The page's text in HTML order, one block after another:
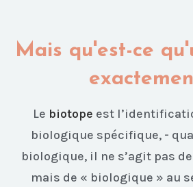
Mais qu'est-ce
Le biotope est
biologique spécifique, -
biologique, il ne s’agit pas
mais de « biologique » au